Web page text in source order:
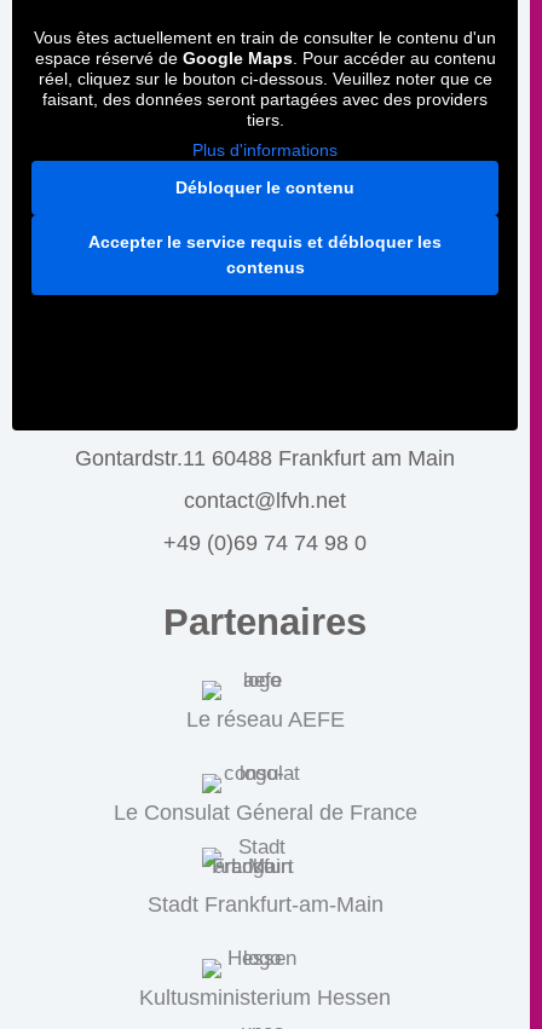
Vous êtes actuellement en train de consulter le contenu d'un
espace réservé de Google Maps. Pour accéder au contenu
réel, cliquez sur le bouton ci-dessous. Veuillez noter que ce
faisant, des données seront partagées avec des providers
tiers.
Plus d'informations
Débloquer le contenu
Accepter le service requis et débloquer les
contenus
Gontardstr.11 60488 Frankfurt am Main
contact@lfvh.net
+49 (0)69 74 74 98 0
Partenaires
Le réseau AEFE
Le Consulat Géneral de France
Stadt Frankfurt-am-Main
Kultusministerium Hessen